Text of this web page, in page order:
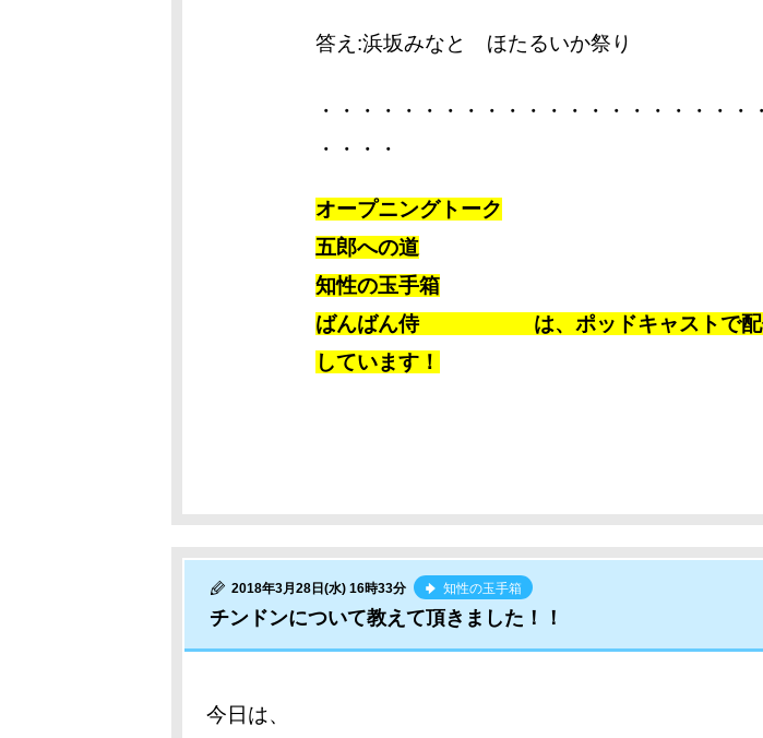
答え:浜坂みなと ほたるいか祭り
・・・・・・・・・・・・・・・・・・・・・・
・・・・
オープニングトーク
五郎への道
知性の玉手箱
ばんばん侍
は、ポッドキャストで
しています！
2018年3月28日(水) 16時33分 知性の玉手箱
チンドンについて教えて頂きました！！
今日は、